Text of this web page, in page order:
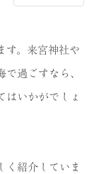
す。来宮神社や
過ごすなら、
はいかがでしょ
く紹介していま